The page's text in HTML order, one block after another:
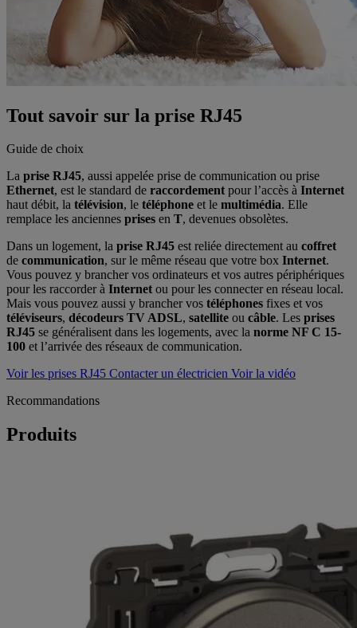
Tout savoir sur la prise RJ45
Guide de choix
La prise RJ45, aussi appelée prise de communication ou prise
Ethernet, est le standard de raccordement pour l’accès à Internet
haut débit, la télévision, le téléphone et le multimédia. Elle
remplace les anciennes prises en T, devenues obsolètes.
Dans un logement, la prise RJ45 est reliée directement au coffret
de communication, sur le même réseau que votre box Internet.
Vous pouvez y brancher vos ordinateurs et vos autres périphériques
pour les raccorder à Internet ou pour les connecter en réseau local.
Mais vous pouvez aussi y brancher vos téléphones fixes et vos
téléviseurs, décodeurs TV ADSL, satellite ou câble. Les prises
RJ45 se généralisent dans les logements, avec la norme NF C 15-
100 et l’arrivée des réseaux de communication.
Voir les prises RJ45 Contacter un électricien Voir la vidéo
Recommandations
Produits